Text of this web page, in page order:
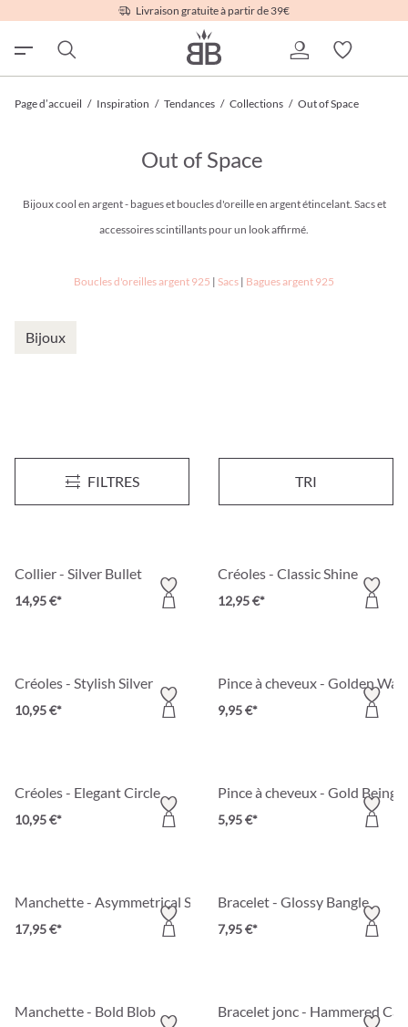
Livraison gratuite à partir de 39€
Page d’accueil / Inspiration / Tendances / Collections / Out of Space
Out of Space
Bijoux cool en argent - bagues et boucles d'oreille en argent étincelant. Sacs et
accessoires scintillants pour un look affirmé.
Boucles d'oreilles argent 925 | Sacs | Bagues argent 925
Bijoux
FILTRES TRI
Créoles - Classic Gold Boucles d’oreilles clips - Shiny
Collier - Silver Bullet
14,95 €*
Créoles - Classic Shine
12,95 €*
Créoles - Stylish Silver
10,95 €*
Pince à cheveux - Golden
9,95 €*
Créoles - Elegant Circle
10,95 €*
Pince à cheveux - Gold Being
5,95 €*
Manchette - Asymmetrical Shine
17,95 €*
Bracelet - Glossy Bangle
7,95 €*
Manchette - Bold Blob Bracelet jonc - Hammered